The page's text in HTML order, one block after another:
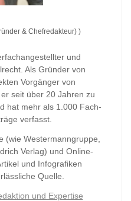
& Chefredakteur) )
und
Als Gründer von
Vorgänger von
seit über 20 Jahren zu
hat mehr als 1.000 Fach-
verfasst.
(wie Westermanngruppe,
Verlag) und Online-
und Infografiken
Quelle.
und Expertise